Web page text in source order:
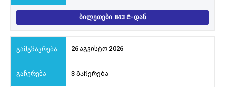
ᲑᲘᲚᲔᲗᲔᲑᲘ 843 -ᲓᲐᲜ
26 აგვისტო 2026
3 Გაჩერება